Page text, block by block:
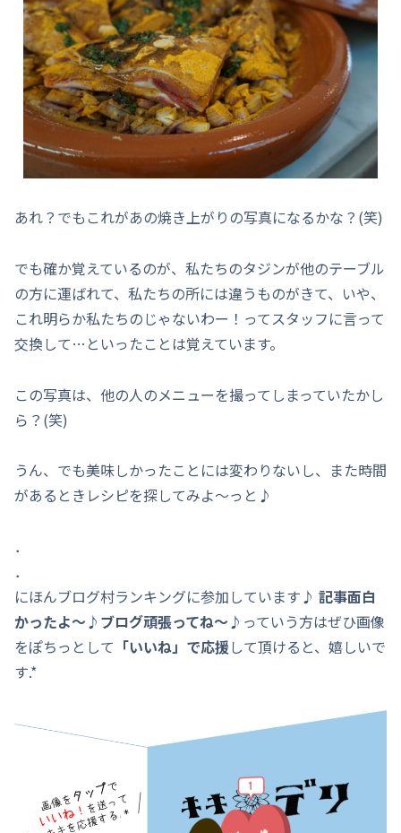
あれ？でもこれがあの焼き上がりの写真になるかな？(笑)
でも確か覚えているのが、私たちのタジンが他のテーブル
の方に運ばれて、私たちの所には違うものがきて、いや、
これ明らか私たちのじゃないわー！ってスタッフに言って
交換して…といったことは覚えています。
この写真は、他の人のメニューを撮ってしまっていたかし
ら？(笑)
うん、でも美味しかったことには変わりないし、また時間
があるときレシピを探してみよ～っと♪
．
．
にほんブログ村ランキングに参加しています♪ 記事面白
かったよ～♪ブログ頑張ってね～♪ っていう方はぜひ画像
をぽちっとして 「いいね」で応援 して頂けると、嬉しいで
す.*